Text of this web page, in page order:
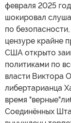
февраля 2025
шокировал
по
цензуре крайне
США открыто
политиками по
власти Виктора
либертарианца
время
Соединённых